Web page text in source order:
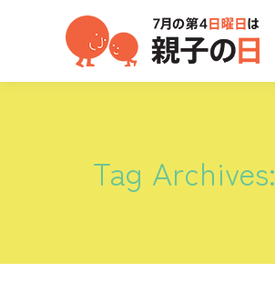
Tag Archives: